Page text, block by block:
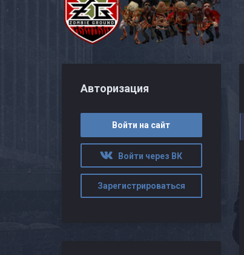
Авторизация
Войти на сайт
Войти через ВК
Зарегистрироваться